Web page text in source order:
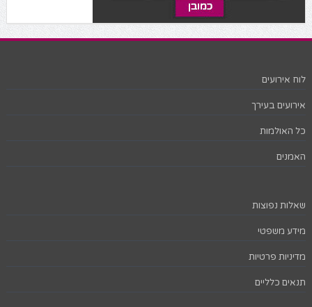
לוח אירועים
אירועים בעירך
כל האולמות
האמנים
שאלות נפוצות
מידע משפטי
מדיניות פרטיות
תנאים כלליים